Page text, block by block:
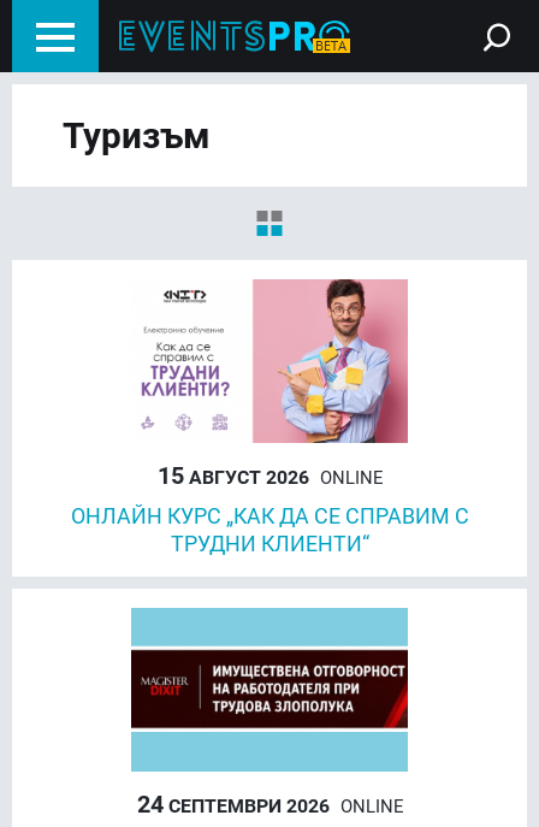
Туризъм
15АВГУСТ 2026 ONLINE
ОНЛАЙН КУРС „КАК ДА СЕ СПРАВИМ С
ТРУДНИ КЛИЕНТИ“
24СЕПТЕМВРИ 2026 ONLINE